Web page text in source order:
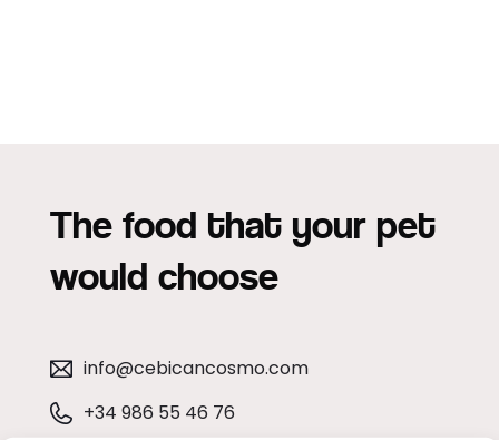
The food that your pet
would choose
info@cebicancosmo.com
+34 986 55 46 76